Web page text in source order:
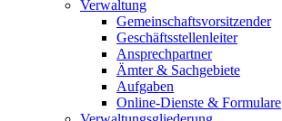
Verwaltung
Gemeinschaftsvorsitzender
Geschäftsstellenleiter
Ansprechpartner
Ämter & Sachgebiete
Aufgaben
Online-Dienste & Formulare